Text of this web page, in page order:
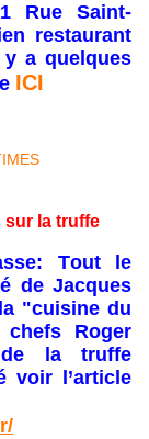
Rue Saint-
restaurant
a quelques
ICI
sur la truffe
Tout le
de Jacques
"cuisine du
Roger
la truffe
voir l’article